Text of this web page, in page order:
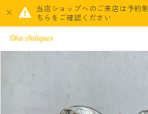
当店ショップへのご来店は予約
ちらをご確認ください